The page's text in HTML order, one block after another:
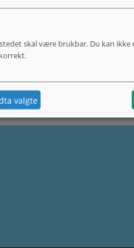
skal være brukbar. Du kan ikke
valgte